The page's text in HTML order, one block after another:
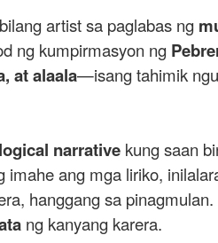
artist sa paglabas ng
ng kumpirmasyon ng
at alaala—isang tahimik
narrative kung saan
ang mga liriko,
hanggang sa pinagmulan.
ng kanyang karera.